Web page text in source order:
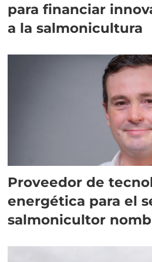
para financiar
a la salmonicultura
Proveedor de
energética para el
salmonicultor